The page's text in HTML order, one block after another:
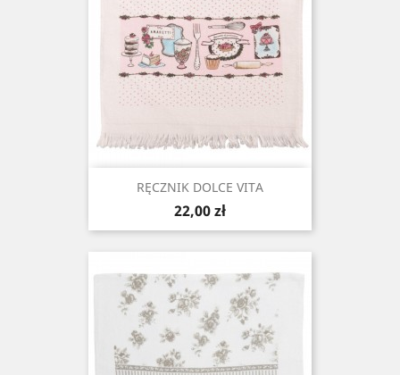
RĘCZNIK DOLCE VITA
Cena
22,00 zł